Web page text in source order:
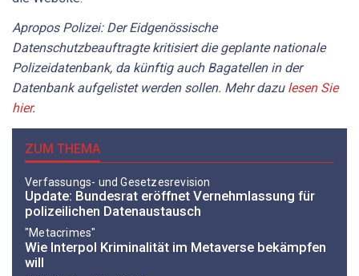
Apropos Polizei: Der Eidgenössische
Datenschutzbeauftragte kritisiert die geplante nationale
Polizeidatenbank, da künftig auch Bagatellen in der
Datenbank aufgelistet werden sollen. Mehr dazu lesen Sie
hier.
ZUM THEMA
Verfassungs- und Gesetzesrevision
Update: Bundesrat eröffnet Vernehmlassung für
polizeilichen Datenaustausch
"Metacrimes"
Wie Interpol Kriminalität im Metaverse bekämpfen
will